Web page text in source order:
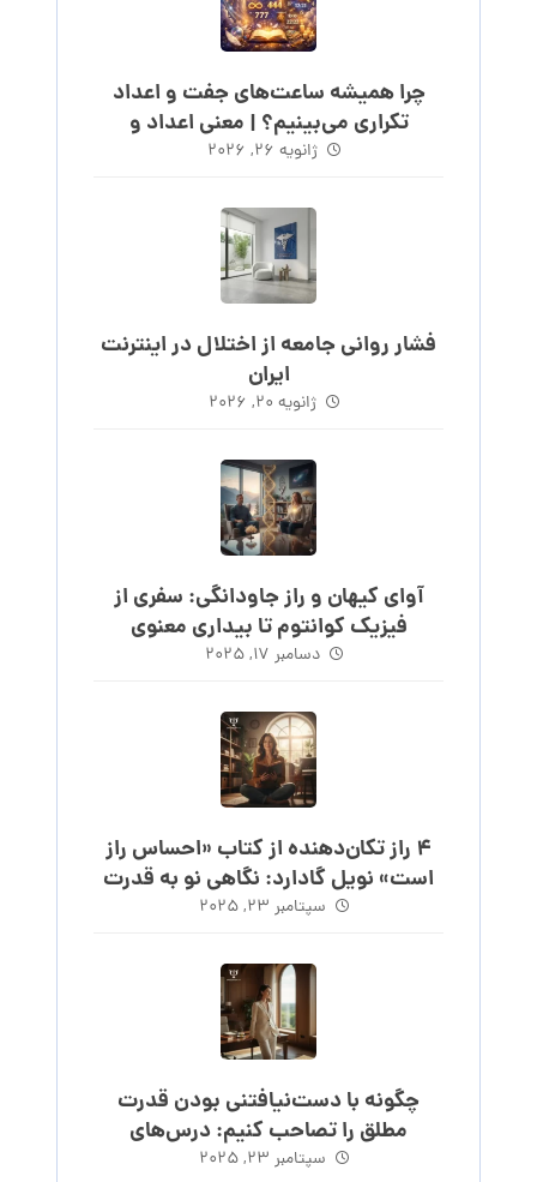
چرا همیشه ساعت‌های جفت و اعداد
تکراری می‌بینیم؟ | معنی اعداد و
ساعت‌های روند
ژانویه ۲۶, ۲۰۲۶
فشار روانی جامعه از اختلال در اینترنت
ایران
ژانویه ۲۰, ۲۰۲۶
آوای کیهان و راز جاودانگی: سفری از
فیزیک کوانتوم تا بیداری معنوی
دسامبر ۱۷, ۲۰۲۵
۴ راز تکان‌دهنده از کتاب «احساس راز
است» نویل گادارد: نگاهی نو به قدرت
احساس
سپتامبر ۲۳, ۲۰۲۵
چگونه با دست‌نیافتنی بودن قدرت
مطلق را تصاحب کنیم: درس‌های
ماکیاولی
سپتامبر ۲۳, ۲۰۲۵